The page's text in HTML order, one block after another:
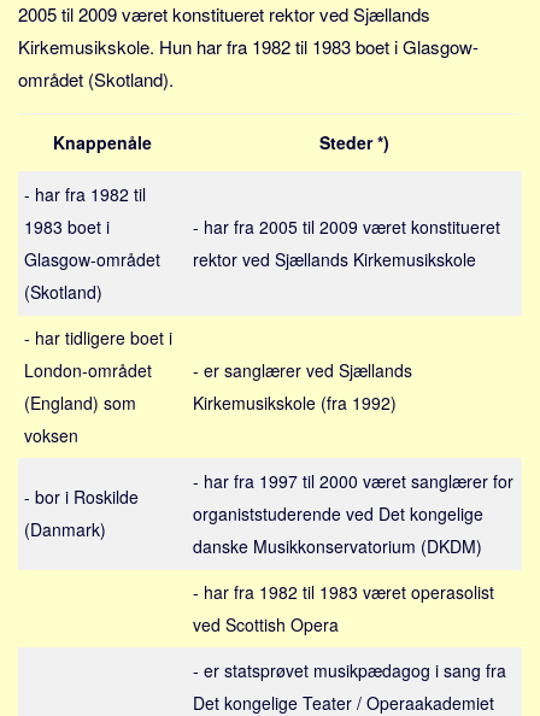
Tyrkiet
Spanien
Sverige
Norge
Thailand
Grækenland
USA
Alle
Nøgleord
Bolig
Virksomhed
Social sikring og sundhed
2005 til 2009 været konstitueret rektor ved Sjællands
Kirkemusikskole. Hun har fra 1982 til 1983 boet i Glasgow-
området (Skotland).
Knappenåle Steder *)
- har fra 1982 til
1983 boet i
Glasgow-området
(Skotland)
- har fra 2005 til 2009 været konstitueret
rektor ved Sjællands Kirkemusikskole
- har tidligere boet i
London-området
(England) som
voksen
- er sanglærer ved Sjællands
Kirkemusikskole (fra 1992)
- bor i Roskilde
(Danmark)
- har fra 1997 til 2000 været sanglærer for
organiststuderende ved Det kongelige
danske Musikkonservatorium (DKDM)
- har fra 1982 til 1983 været operasolist
ved Scottish Opera
- er statsprøvet musikpædagog i sang fra
Det kongelige Teater / Operaakademiet